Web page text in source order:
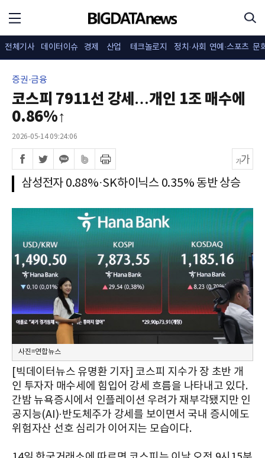
전체기사 데이터이슈 경제 산업 테크놀로지 정치·사회 연예·스포츠 문
증권·금융
코스피 7911선 강세…개인 1조 매수에
0.86%↑
2026-05-14 09:24:06
삼성전자 0.88%·SK하이닉스 0.35% 동반 상승
사진=연합뉴스
[빅데이터뉴스 유명환 기자] 코스피 지수가 장 초반 개
인 투자자 매수세에 힘입어 강세 흐름을 나타내고 있다.
간밤 뉴욕증시에서 인플레이션 우려가 재부각됐지만 인
공지능(AI)·반도체주가 강세를 보이면서 국내 증시에도
위험자산 선호 심리가 이어지는 모습이다.